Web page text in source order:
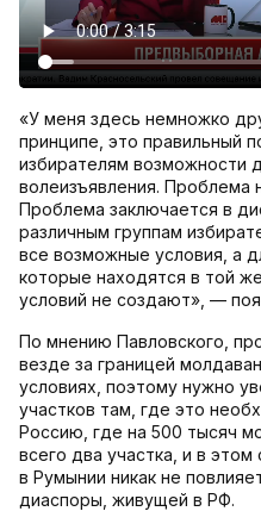
«У меня здесь немножко
принципе, это правильный
избирателям возможности
волеизъявления. Проблема
Проблема заключается в
различным группам
все возможные условия, а
которые находятся в той
условий не создают», —
По мнению Павловского,
везде за границей
условиях, поэтому нужно
участков там, где это
Россию, где на 500 тысяч
всего два участка, и в
в Румынии никак не
диаспоры, живущей в РФ.